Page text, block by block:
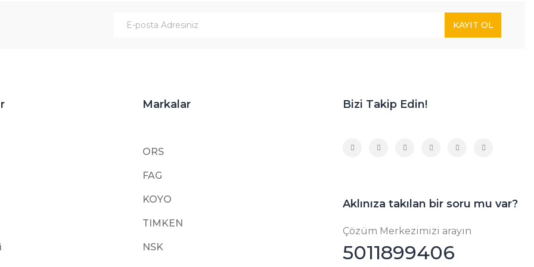
KAYIT OL
Markalar
ORS
FAG
KOYO
TIMKEN
NSK
Bizi Takip Edin!
Aklınıza takılan bir soru mu var?
Çözüm Merkezimizi arayın
5011899406